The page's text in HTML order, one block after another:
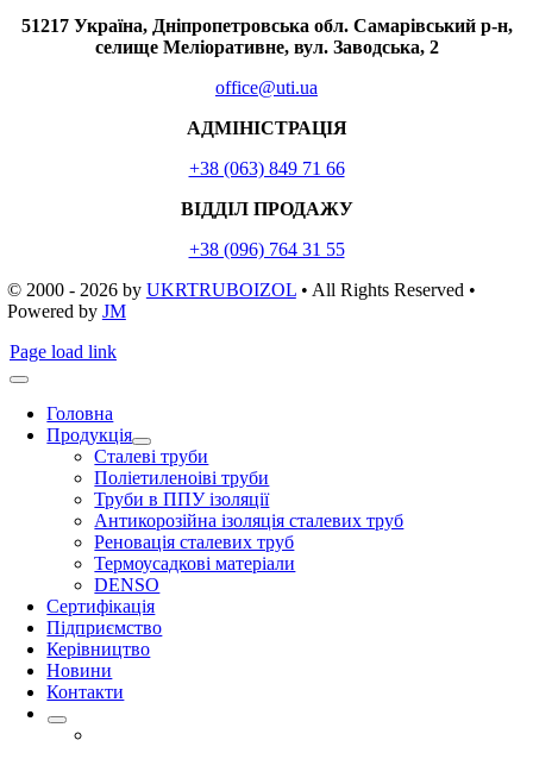
51217 Україна, Дніпропетровська обл. Самарівський р-н,
селище Меліоративне, вул. Заводська, 2
office@uti.ua
АДМІНІСТРАЦІЯ
+38 (063) 849 71 66
ВІДДІЛ ПРОДАЖУ
+38 (096) 764 31 55
© 2000 - 2026 by UKRTRUBOIZOL• All Rights Reserved •
Powered by JM
Page load link
Головна
Продукція
Сталеві труби
Поліетиленоіві труби
Труби в ППУ ізоляції
Антикорозійна ізоляція сталевих труб
Реновація сталевих труб
Термоусадкові матеріали
DENSO
Сертифікація
Підприємство
Керівництво
Новини
Контакти